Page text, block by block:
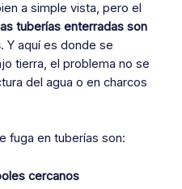
a simple vista, pero el
tuberías enterradas son
. Y aquí es donde se
tierra, el problema no se
del agua o en charcos
fuga en tuberías son:
cercanos